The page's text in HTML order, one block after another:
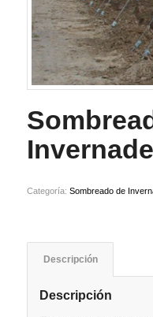
Categoría: Sombreado de
Descripción
Descripción